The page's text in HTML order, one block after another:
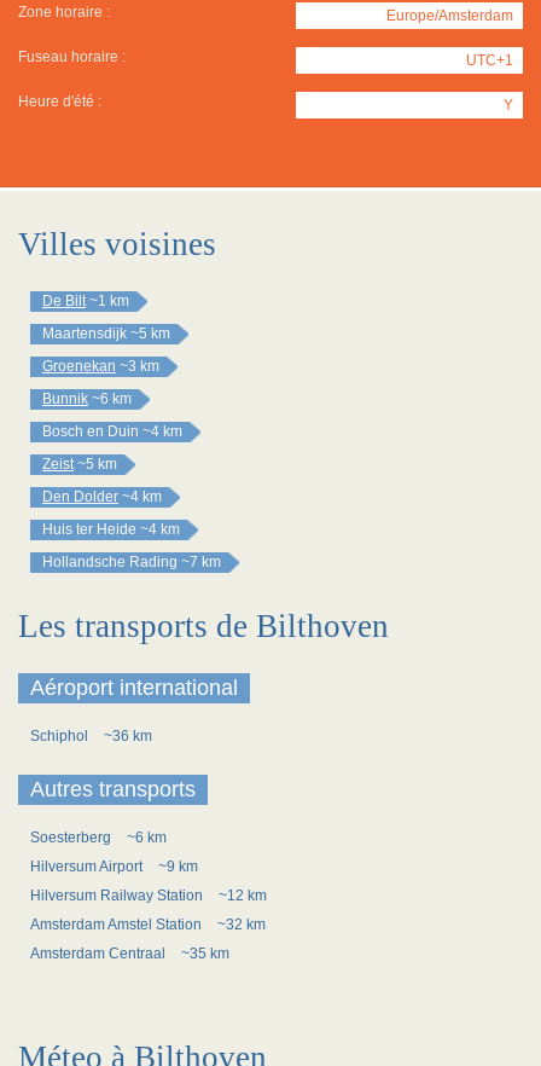
Zone horaire : Europe/Amsterdam
Fuseau horaire : UTC+1
Heure d'été : Y
Villes voisines
De Bilt ~1 km
Maartensdijk ~5 km
Groenekan ~3 km
Bunnik ~6 km
Bosch en Duin ~4 km
Zeist ~5 km
Den Dolder ~4 km
Huis ter Heide ~4 km
Hollandsche Rading ~7 km
Les transports de Bilthoven
Aéroport international
Schiphol ~36 km
Autres transports
Soesterberg
~6 km
Hilversum Airport
~9 km
Hilversum Railway Station
~12 km
Amsterdam Amstel Station
~32 km
Amsterdam Centraal
~35 km
Méteo à Bilthoven